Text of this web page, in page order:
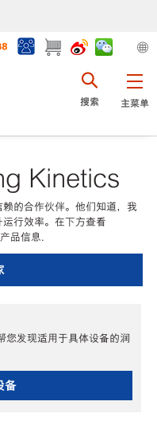
主菜单
搜索
Kinetics
的合作伙伴。他们知道，我
行效率。在下方查看
品信息.
您发现适用于具体设备的润
备